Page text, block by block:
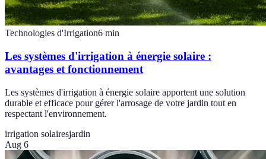
Technologies d'Irrigation6 min
Les systèmes d'irrigation à énergie solaire :
avantages et fonctionnement
Les systèmes d'irrigation à énergie solaire apportent une solution
durable et efficace pour gérer l'arrosage de votre jardin tout en
respectant l'environnement.
irrigation solairesjardin
Aug 6